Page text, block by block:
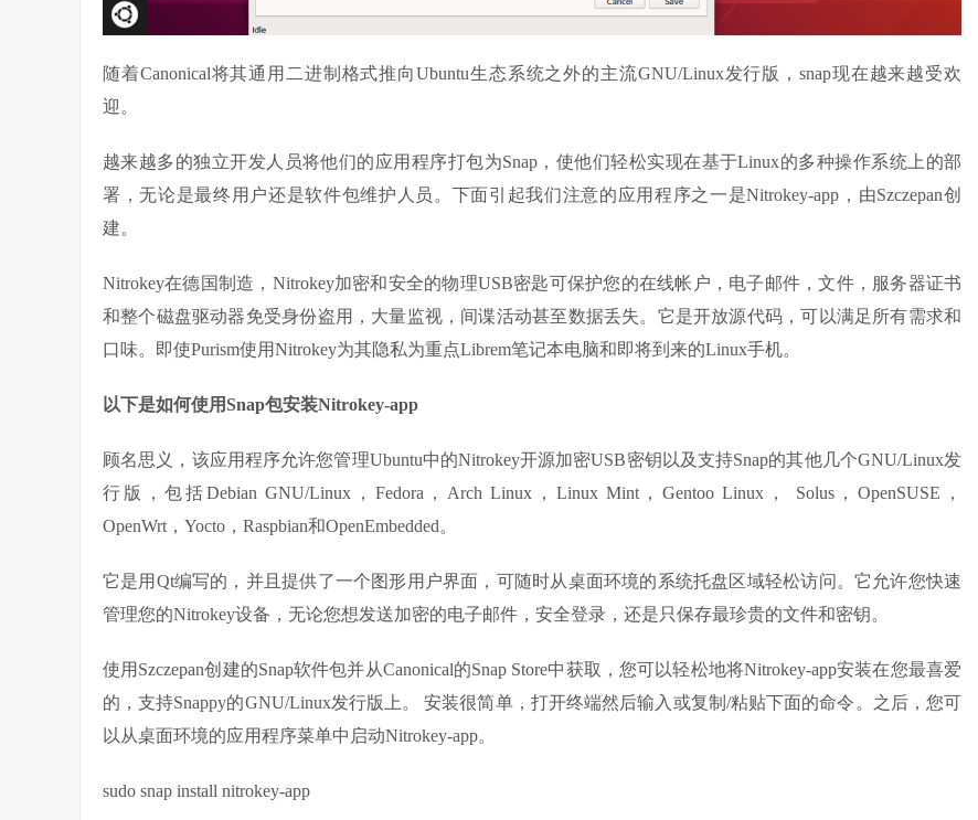
随着Canonical将其通用二进制格式推向Ubuntu生态系统之外的主流GNU/Linux发行版，snap现在越来越受欢
迎。
越来越多的独立开发人员将他们的应用程序打包为Snap，使他们轻松实现在基于Linux的多种操作系统上的部
署，无论是最终用户还是软件包维护人员。下面引起我们注意的应用程序之一是Nitrokey-app，由Szczepan创
建。
Nitrokey在德国制造，Nitrokey加密和安全的物理USB密匙可保护您的在线帐户，电子邮件，文件，服务器证书
和整个磁盘驱动器免受身份盗用，大量监视，间谍活动甚至数据丢失。它是开放源代码，可以满足所有需求和
口味。即使Purism使用Nitrokey为其隐私为重点Librem笔记本电脑和即将到来的Linux手机。
以下是如何使用Snap包安装Nitrokey-app
顾名思义，该应用程序允许您管理Ubuntu中的Nitrokey开源加密USB密钥以及支持Snap的其他几个GNU/Linux发
行版，包括Debian GNU/Linux，Fedora，Arch Linux，Linux Mint，Gentoo Linux， Solus，OpenSUSE，
OpenWrt，Yocto，Raspbian和OpenEmbedded。
它是用Qt编写的，并且提供了一个图形用户界面，可随时从桌面环境的系统托盘区域轻松访问。它允许您快速
管理您的Nitrokey设备，无论您想发送加密的电子邮件，安全登录，还是只保存最珍贵的文件和密钥。
使用Szczepan创建的Snap软件包并从Canonical的Snap Store中获取，您可以轻松地将Nitrokey-app安装在您最喜爱
的，支持Snappy的GNU/Linux发行版上。 安装很简单，打开终端然后输入或复制/粘贴下面的命令。之后，您可
以从桌面环境的应用程序菜单中启动Nitrokey-app。
sudo snap install nitrokey-app